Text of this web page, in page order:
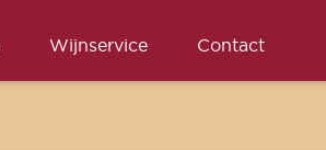
Wijnservice Contact